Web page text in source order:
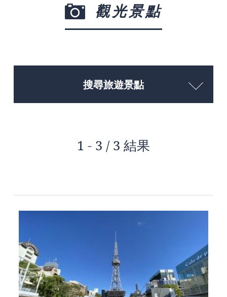
觀光景點
搜尋旅遊景點
1 - 3 / 3 結果